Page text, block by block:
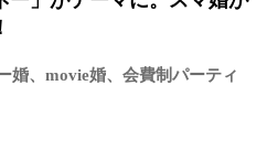
婚、movie婚、会費制パーティ